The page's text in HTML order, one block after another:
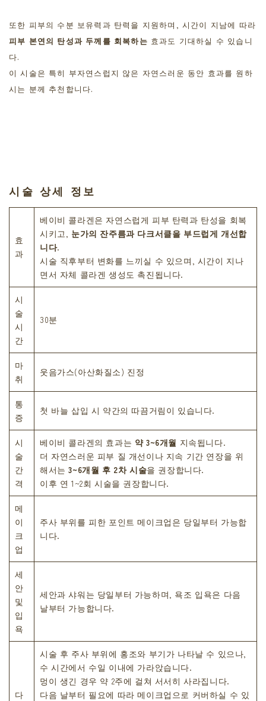
또한 피부의 수분 보유력과 탄력을 지원하며, 시간이 지남에 따라
피부 본연의 탄성과 두께를 회복하는 효과도 기대하실 수 있습니
다.
이 시술은 특히 부자연스럽지 않은 자연스러운 동안 효과를 원하
시는 분께 추천합니다.
시술 상세 정보
효
과
베이비 콜라겐은 자연스럽게 피부 탄력과 탄성을 회복
시키고, 눈가의 잔주름과 다크서클을 부드럽게 개선합
니다.
시술 직후부터 변화를 느끼실 수 있으며, 시간이 지나
면서 자체 콜라겐 생성도 촉진됩니다.
시
술
시
간
30분
마
취
웃음가스(아산화질소) 진정
통
증
첫 바늘 삽입 시 약간의 따끔거림이 있습니다.
시
술
간
격
베이비 콜라겐의 효과는 약 3~6개월 지속됩니다.
더 자연스러운 피부 질 개선이나 지속 기간 연장을 위
해서는3~6개월 후 2차 시술을 권장합니다.
이후 연 1~2회 시술을 권장합니다.
메
이
크
업
주사 부위를 피한 포인트 메이크업은 당일부터 가능합
니다.
세
안
및
입
욕
세안과 샤워는 당일부터 가능하며, 욕조 입욕은 다음
날부터 가능합니다.
다
시술 후 주사 부위에 홍조와 부기가 나타날 수 있으나,
수 시간에서 수일 이내에 가라앉습니다.
멍이 생긴 경우 약 2주에 걸쳐 서서히 사라집니다.
다음 날부터 필요에 따라 메이크업으로 커버하실 수 있